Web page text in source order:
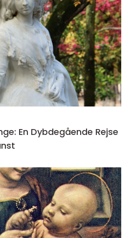
En Dybdegående Rejse